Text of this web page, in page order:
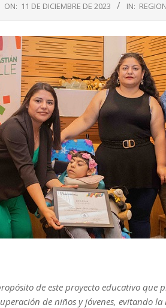
ON: 11 DE DICIEMBRE DE 2023 IN:
de este proyecto educativo que
de niños y jóvenes, evitando